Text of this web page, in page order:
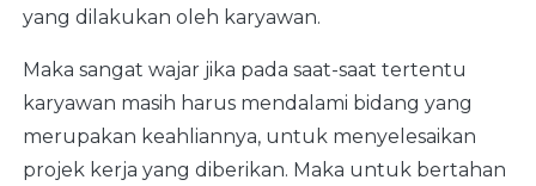
yang dilakukan oleh karyawan.
Maka sangat wajar jika pada saat-saat tertentu
karyawan masih harus mendalami bidang yang
merupakan keahliannya, untuk menyelesaikan
projek kerja yang diberikan. Maka untuk bertahan